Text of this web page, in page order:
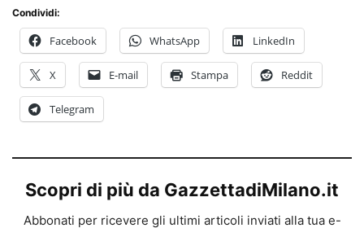
Condividi:
Facebook WhatsApp LinkedIn
X E-mail Stampa Reddit
Telegram
Scopri di più da GazzettadiMilano.it
Abbonati per ricevere gli ultimi articoli inviati alla tua e-